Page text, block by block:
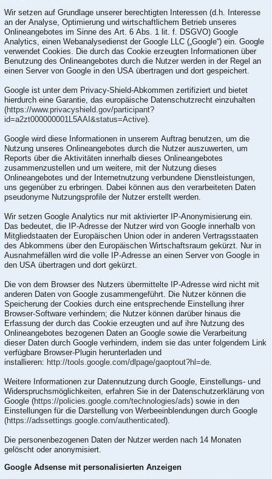
Wir setzen auf Grundlage unserer berechtigten Interessen (d.h. Interesse
an der Analyse, Optimierung und wirtschaftlichem Betrieb unseres
Onlineangebotes im Sinne des Art. 6 Abs. 1 lit. f. DSGVO) Google
Analytics, einen Webanalysedienst der Google LLC („Google“) ein. Google
verwendet Cookies. Die durch das Cookie erzeugten Informationen über
Benutzung des Onlineangebotes durch die Nutzer werden in der Regel an
einen Server von Google in den USA übertragen und dort gespeichert.
Google ist unter dem Privacy-Shield-Abkommen zertifiziert und bietet
hierdurch eine Garantie, das europäische Datenschutzrecht einzuhalten
(https://www.privacyshield.gov/participant?
id=a2zt000000001L5AAI&status=Active).
Google wird diese Informationen in unserem Auftrag benutzen, um die
Nutzung unseres Onlineangebotes durch die Nutzer auszuwerten, um
Reports über die Aktivitäten innerhalb dieses Onlineangebotes
zusammenzustellen und um weitere, mit der Nutzung dieses
Onlineangebotes und der Internetnutzung verbundene Dienstleistungen,
uns gegenüber zu erbringen. Dabei können aus den verarbeiteten Daten
pseudonyme Nutzungsprofile der Nutzer erstellt werden.
Wir setzen Google Analytics nur mit aktivierter IP-Anonymisierung ein.
Das bedeutet, die IP-Adresse der Nutzer wird von Google innerhalb von
Mitgliedstaaten der Europäischen Union oder in anderen Vertragsstaaten
des Abkommens über den Europäischen Wirtschaftsraum gekürzt. Nur in
Ausnahmefällen wird die volle IP-Adresse an einen Server von Google in
den USA übertragen und dort gekürzt.
Die von dem Browser des Nutzers übermittelte IP-Adresse wird nicht mit
anderen Daten von Google zusammengeführt. Die Nutzer können die
Speicherung der Cookies durch eine entsprechende Einstellung ihrer
Browser-Software verhindern; die Nutzer können darüber hinaus die
Erfassung der durch das Cookie erzeugten und auf ihre Nutzung des
Onlineangebotes bezogenen Daten an Google sowie die Verarbeitung
dieser Daten durch Google verhindern, indem sie das unter folgendem Link
verfügbare Browser-Plugin herunterladen und
installieren: http://tools.google.com/dlpage/gaoptout?hl=de
Weitere Informationen zur Datennutzung durch Google, Einstellungs- und
Widerspruchsmöglichkeiten, erfahren Sie in der Datenschutzerklärung von
Google (https://policies.google.com/technologies/ads) sowie in den
Einstellungen für die Darstellung von Werbeeinblendungen durch Google
(https://adssettings.google.com/authenticated).
Die personenbezogenen Daten der Nutzer werden nach 14 Monaten
gelöscht oder anonymisiert.
Google Adsense mit personalisierten Anzeigen